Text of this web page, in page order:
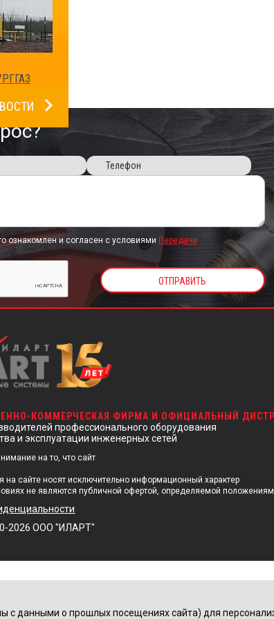
ознакомлен и согласен с условиями Передачи
КОММЕРЧЕСКАЯ ФИРМА И ОФИЦИАЛЬНЫЙ
профессионального оборудования
и эксплуатации инженерных сетей
на то, что сайт
на сайте носят исключительно информационный характер
не являются публичной офертой, определяемой
2026 ООО "ИЛАРТ"
с данными о прошлых посещениях сайта) для